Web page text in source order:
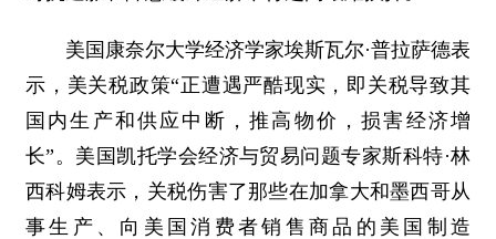
美国康奈尔大学经济学家埃斯瓦尔·普拉萨德表
示，美关税政策“正遭遇严酷现实，即关税导致其
国内生产和供应中断，推高物价，损害经济增
长”。美国凯托学会经济与贸易问题专家斯科特·林
西科姆表示，关税伤害了那些在加拿大和墨西哥从
事生产、向美国消费者销售商品的美国制造